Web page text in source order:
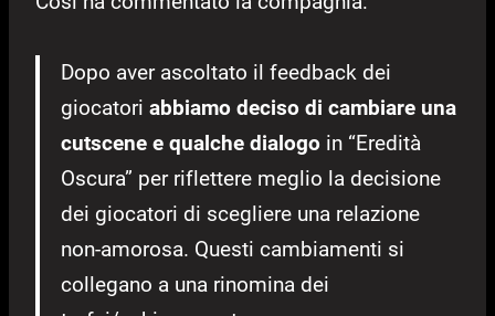
Dopo aver ascoltato il feedback dei
giocatori abbiamo deciso di cambiare una
cutscene e qualche dialogo in “Eredità
Oscura” per riflettere meglio la decisione
dei giocatori di scegliere una relazione
non-amorosa. Questi cambiamenti si
collegano a una rinomina dei